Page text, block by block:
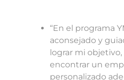
“En el programa
aconsejado y
lograr mi
encontrar un
personalizado